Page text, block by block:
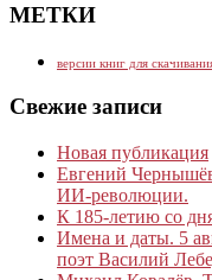
МЕТКИ
версии книг для
Свежие записи
Новая публикация
Евгений
ИИ-революции.
К 185‑летию со
Имена и даты. 5
поэт Василий